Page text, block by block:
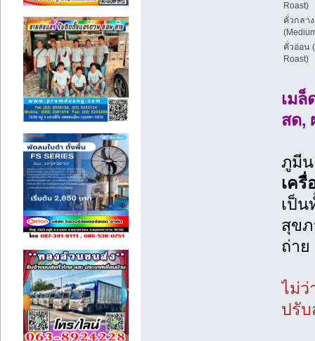
Roast)
คั่วกลาง
คั่วอ่อน
Roast)
เม
สด,
ภูมี
เค
เป็
สุข
ถ่าย
ไม่ว่
ปรับ